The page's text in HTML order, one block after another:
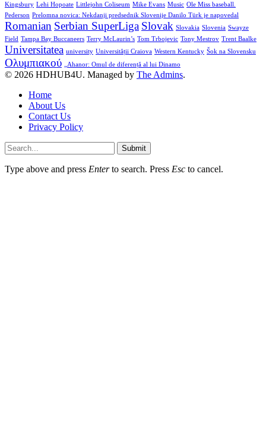
Kingsbury Lehi Hopoate Littlejohn Coliseum Mike Evans Music Ole Miss baseball.
Pederson Prelomna novica: Nekdanji predsednik Slovenije Danilo Türk je napovedal
Romanian Serbian SuperLiga Slovak Slovakia Slovenia Swayze
Field Tampa Bay Buccaneers Terry McLaurin’s Tom Trbojevic Tony Mestrov Trent Baalke
Universitatea university Universității Craiova Western Kentucky Šok na Slovensku
Ολυμπιακού „Ahanor: Omul de diferență al lui Dinamo
© 2026 HDHUB4U. Managed by The Admins.
Home
About Us
Contact Us
Privacy Policy
Submit
Type above and press Enterto search. Press Esc to cancel.